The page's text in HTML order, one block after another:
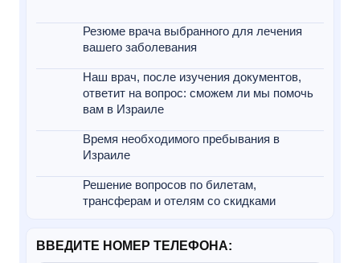
ВВЕДИТЕ НОМЕР ТЕЛЕФОНА:
Резюме врача выбранного для лечения
вашего заболевания
Наш врач, после изучения документов,
ответит на вопрос: сможем ли мы помочь
вам в Израиле
Время необходимого пребывания в
Израиле
Решение вопросов по билетам,
трансферам и отелям со скидками